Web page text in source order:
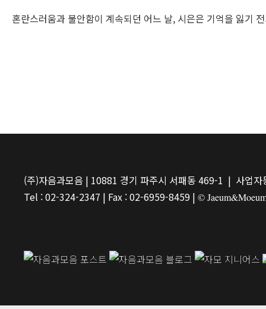
혼란스러움과 불안함이 계속되던 어느 날, 시은은 기억을 잃
(주)자음과모음 | 10881 경기 파주시 서패동 469-1 | 사업
Tel : 02-324-2347 | Fax : 02-6959-8459 | ©